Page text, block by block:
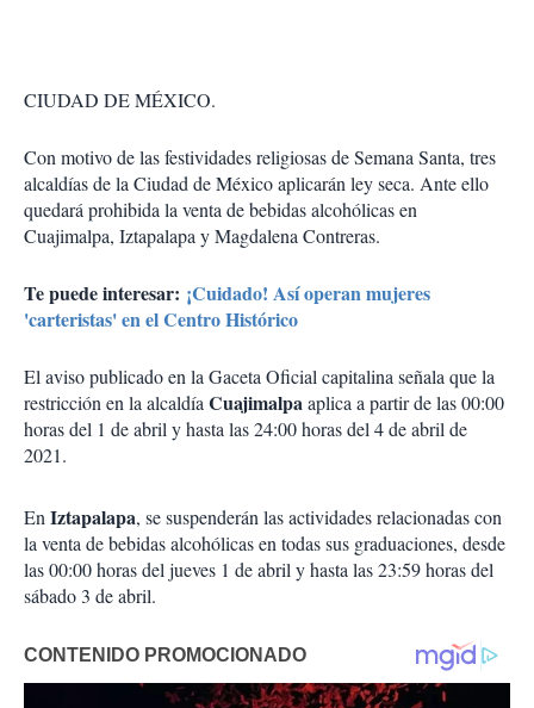
CIUDAD DE MÉXICO.
Con motivo de las festividades religiosas de Semana Santa, tres
alcaldías de la Ciudad de México aplicarán ley seca. Ante ello
quedará prohibida la venta de bebidas alcohólicas en
Cuajimalpa, Iztapalapa y Magdalena Contreras.
Te puede interesar: ¡Cuidado! Así operan mujeres
'carteristas' en el Centro Histórico
El aviso publicado en la Gaceta Oficial capitalina señala que la
restricción en la alcaldíaCuajimalpaaplica a partir de las 00:00
horas del 1 de abril y hasta las 24:00 horas del 4 de abril de
2021.
EnIztapalapa, se suspenderán las actividades relacionadas con
la venta de bebidas alcohólicas en todas sus graduaciones, desde
las 00:00 horas del jueves 1 de abril y hasta las 23:59 horas del
sábado 3 de abril.